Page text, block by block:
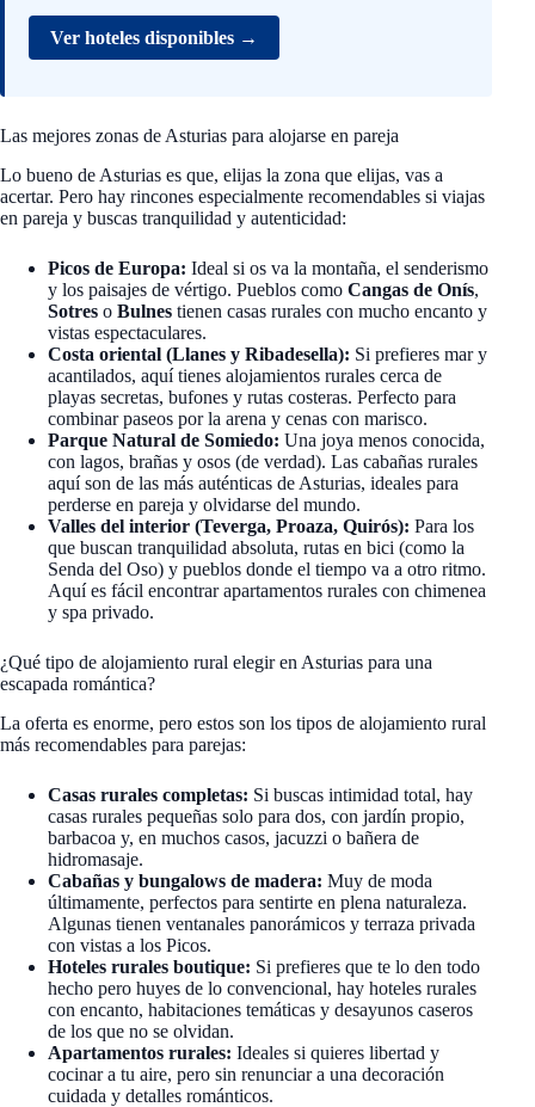
Ver hoteles disponibles →
Las mejores zonas de Asturias para alojarse en pareja
Lo bueno de Asturias es que, elijas la zona que elijas, vas a
acertar. Pero hay rincones especialmente recomendables si viajas
en pareja y buscas tranquilidad y autenticidad:
Picos de Europa: Ideal si os va la montaña, el senderismo
y los paisajes de vértigo. Pueblos como Cangas de Onís,
Sotres o Bulnes tienen casas rurales con mucho encanto y
vistas espectaculares.
Costa oriental (Llanes y Ribadesella): Si prefieres mar y
acantilados, aquí tienes alojamientos rurales cerca de
playas secretas, bufones y rutas costeras. Perfecto para
combinar paseos por la arena y cenas con marisco.
Parque Natural de Somiedo: Una joya menos conocida,
con lagos, brañas y osos (de verdad). Las cabañas rurales
aquí son de las más auténticas de Asturias, ideales para
perderse en pareja y olvidarse del mundo.
Valles del interior (Teverga, Proaza, Quirós): Para los
que buscan tranquilidad absoluta, rutas en bici (como la
Senda del Oso) y pueblos donde el tiempo va a otro ritmo.
Aquí es fácil encontrar apartamentos rurales con chimenea
y spa privado.
¿Qué tipo de alojamiento rural elegir en Asturias para una
escapada romántica?
La oferta es enorme, pero estos son los tipos de alojamiento rural
más recomendables para parejas:
Casas rurales completas: Si buscas intimidad total, hay
casas rurales pequeñas solo para dos, con jardín propio,
barbacoa y, en muchos casos, jacuzzi o bañera de
hidromasaje.
Cabañas y bungalows de madera: Muy de moda
últimamente, perfectos para sentirte en plena naturaleza.
Algunas tienen ventanales panorámicos y terraza privada
con vistas a los Picos.
Hoteles rurales boutique: Si prefieres que te lo den todo
hecho pero huyes de lo convencional, hay hoteles rurales
con encanto, habitaciones temáticas y desayunos caseros
de los que no se olvidan.
Apartamentos rurales: Ideales si quieres libertad y
cocinar a tu aire, pero sin renunciar a una decoración
cuidada y detalles románticos.